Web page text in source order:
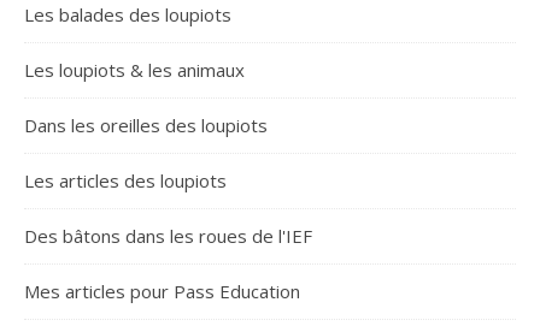
Les balades des loupiots
Les loupiots & les animaux
Dans les oreilles des loupiots
Les articles des loupiots
Des bâtons dans les roues de l'IEF
Mes articles pour Pass Education